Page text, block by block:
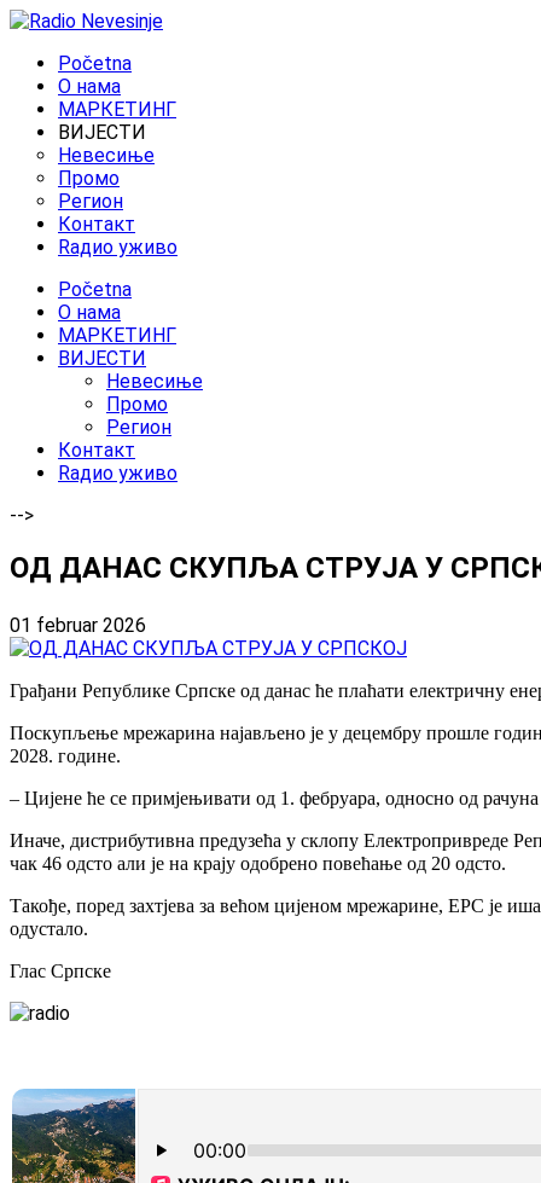
Početna
O нама
МАРКЕТИНГ
ВИЈЕСТИ
Невесиње
Промо
Регион
Контакт
Rадио уживо
Početna
O нама
МАРКЕТИНГ
ВИЈЕСТИ
Невесиње
Промо
Регион
Контакт
Rадио уживо
-->
ОД ДАНАС СКУПЉА СТРУЈА У
01 februar 2026
Грађани Републике Српске од данас ће плаћати електричну
Поскупљење мрежарина најављено је у децембру прошле
2028. године.
– Цијене ће се примјењивати од 1. фебруара, односно од
Иначе, дистрибутивна предузећа у склопу Електропривреде
чак 46 одсто али је на крају одобрено повећање од 20 одсто.
Такође, поред захтјева за већом цијеном мрежарине, ЕРС је
одустало.
Глас Српске